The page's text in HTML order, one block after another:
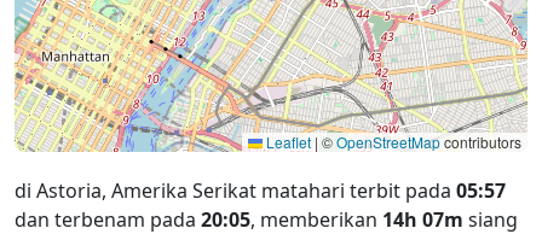
Leaflet | ©OpenStreetMapcontributors
di Astoria, Amerika Serikat matahari terbit pada 05:57
dan terbenam pada 20:05, memberikan 14h 07m siang